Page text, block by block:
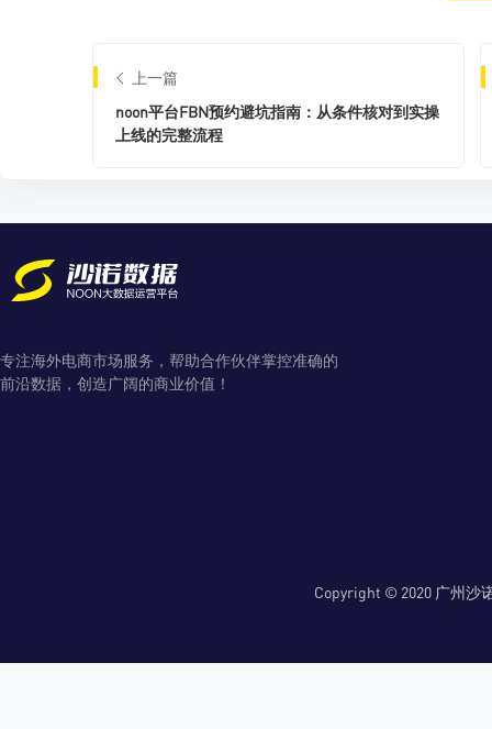
上一篇
noon平台FBN预约避坑指南：从条件核对到实操
上线的完整流程
专注海外电商市场服务，帮助合作伙伴掌控准确的
前沿数据，创造广阔的商业价值！
Copyright © 2020 广州沙